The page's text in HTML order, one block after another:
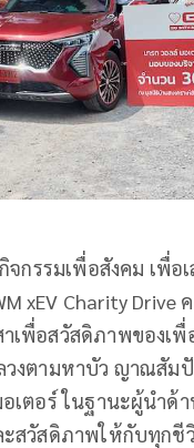
จกรรมเพื่อสังคม เพื่
xEV Charity Drive
เพื่อสวัสดิภาพของเ
งตามหาบัว ญาณสัม
เตอร์ ในฐานะผู้นำ
ะสวัสดิภาพให้กับทุกชี